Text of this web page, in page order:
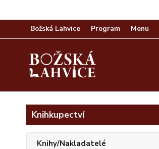
Božská Lahvice Program Menu
Knihkupectví
Knihy/Nakladatelé